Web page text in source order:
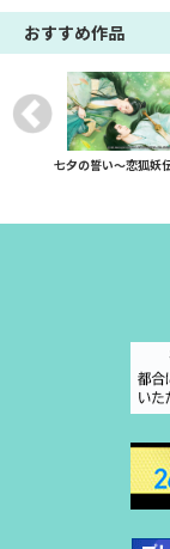
おすすめ作品
七夕の誓い～恋狐妖